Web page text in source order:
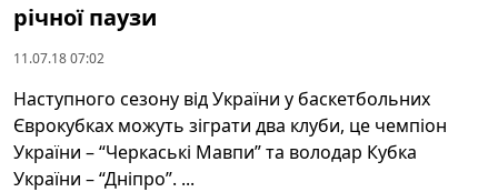
річної паузи
11.07.18 07:02
Наступного сезону від України у баскетбольних
Єврокубках можуть зіграти два клуби, це чемпіон
України – “Черкаські Мавпи” та володар Кубка
України – “Дніпро”. ...